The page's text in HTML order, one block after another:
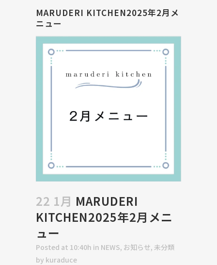
MARUDERI KITCHEN2025年2月メ
ニュー
22 1月 MARUDERI
KITCHEN2025年2月メニ
ュー
Posted at 10:40h in NEWS, お知らせ, 未分類
by kuraduce